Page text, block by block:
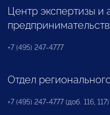
Центр экспертизы и
+7 (495) 247-4777
Отдел
+7 (495) 247-4777 (доб. 116, 117)